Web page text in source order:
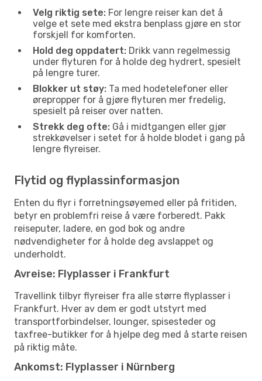
Velg riktig sete: For lengre reiser kan det å
velge et sete med ekstra benplass gjøre en stor
forskjell for komforten.
Hold deg oppdatert: Drikk vann regelmessig
under flyturen for å holde deg hydrert, spesielt
på lengre turer.
Blokker ut støy: Ta med hodetelefoner eller
ørepropper for å gjøre flyturen mer fredelig,
spesielt på reiser over natten.
Strekk deg ofte: Gå i midtgangen eller gjør
strekkøvelser i setet for å holde blodet i gang på
lengre flyreiser.
Flytid og flyplassinformasjon
Enten du flyr i forretningsøyemed eller på fritiden,
betyr en problemfri reise å være forberedt. Pakk
reiseputer, ladere, en god bok og andre
nødvendigheter for å holde deg avslappet og
underholdt.
Avreise: Flyplasser i Frankfurt
Travellink tilbyr flyreiser fra alle større flyplasser i
Frankfurt. Hver av dem er godt utstyrt med
transportforbindelser, lounger, spisesteder og
taxfree-butikker for å hjelpe deg med å starte reisen
på riktig måte.
Ankomst: Flyplasser i Nürnberg